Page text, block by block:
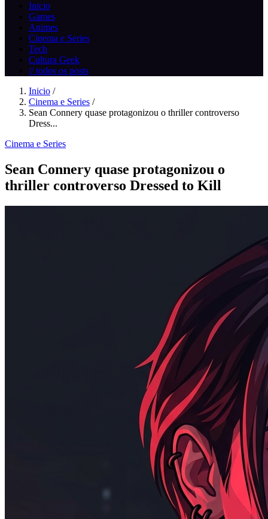
Inicio
Games
Animes
Cinema e Series
Tech
Cultura Geek
// todos os posts
Inicio /
Cinema e Series /
Sean Connery quase protagonizou o thriller controverso
Dress...
Cinema e Series
Sean Connery quase protagonizou o
thriller controverso Dressed to Kill